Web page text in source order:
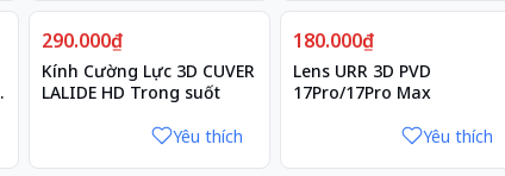
290.000₫
Kính Cường Lực 3D CUVER
LALIDE HD Trong suốt
Yêu thích
180.000₫
Lens URR 3D PVD
17Pro/17Pro Max
Yêu thích